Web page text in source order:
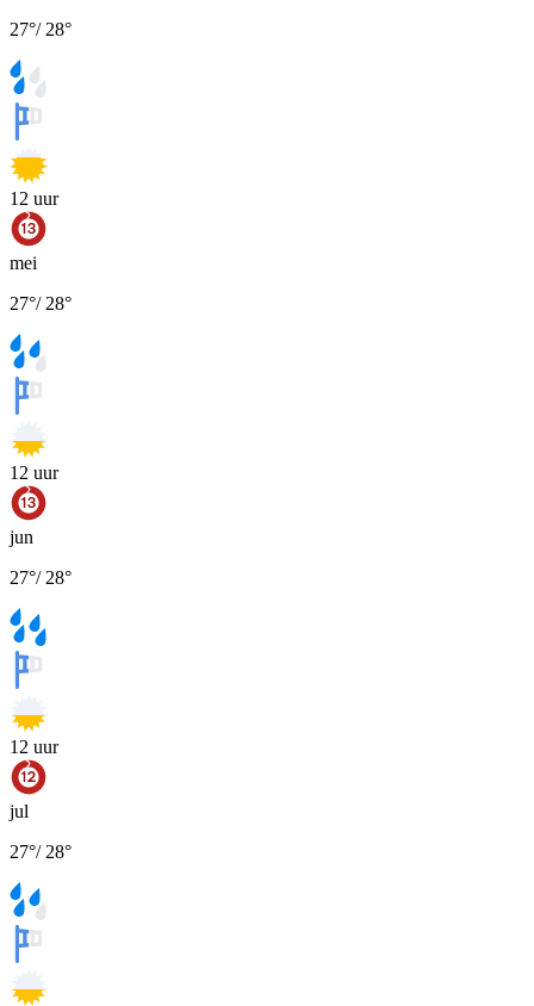
27°/ 28°
12 uur
mei
27°/ 28°
12 uur
jun
27°/ 28°
12 uur
jul
27°/ 28°